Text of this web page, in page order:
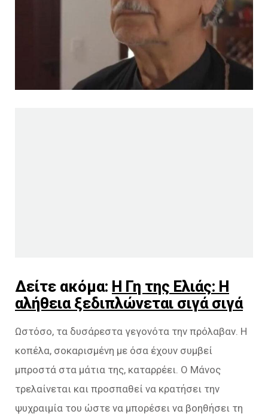
Δείτε ακόμα: Η Γη της Ελιάς: Η
αλήθεια ξεδιπλώνεται σιγά σιγά
Ωστόσο, τα δυσάρεστα γεγονότα την πρόλαβαν. Η
κοπέλα, σοκαρισμένη με όσα έχουν συμβεί
μπροστά στα μάτια της, καταρρέει. Ο Μάνος
τρελαίνεται και προσπαθεί να κρατήσει την
ψυχραιμία του ώστε να μπορέσει να βοηθήσει τη